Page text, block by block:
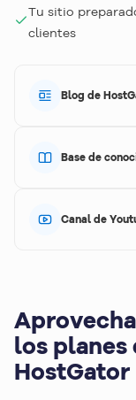
Tu sitio
clientes
Blog de
Base de
Canal de
los planes
HostGator